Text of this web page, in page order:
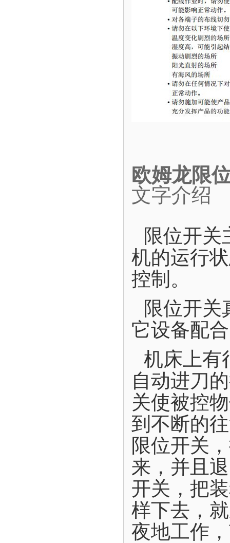
欧姆龙限
文字介绍
限位开关
机的运行
控制。
限位开关
它设备配
机床上有
自动进刀
关使被控
到不断的
限位开关
来，并且
开关，把
样下去，
夜地工作